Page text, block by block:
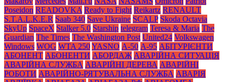
Poseidon READOVKA Ready to Fight Reikartz RENAULT
S.T.A.L.K.E.R Saab 340 Save Ukraine SCALP Skoda Octavia
SkyUp SpaceX Stalker 5.0 Starship telegram Teresa & Maria The
Guardian The Times The Washington Post United24 Volkswagen
Windows WOG WTA 250YASNO А-50 А-95 АБІТУРІЄНТИ
АБОНЕНТ АБОНЕНТИ АБОРДАЖ АВАРІЙНА СИТУАЦІЯ
АВАРІЙНА СЛУЖБА АВАРІЙНІ ДЕРЕВА АВАРІЙНІ
РОБОТИ АВАРІЙНО-РЯТУВАЛЬНА СЛУЖБА АВАРІЯ